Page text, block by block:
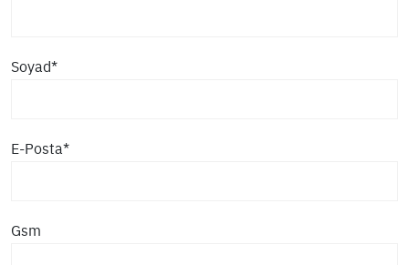
Soyad*
E-Posta*
Gsm